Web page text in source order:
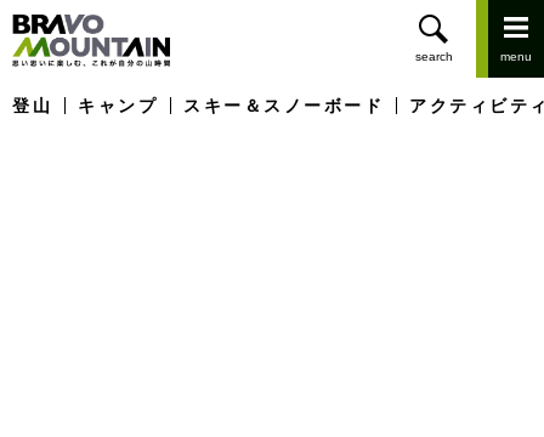
登山 キャンプ スキー＆スノーボード アクティビテ